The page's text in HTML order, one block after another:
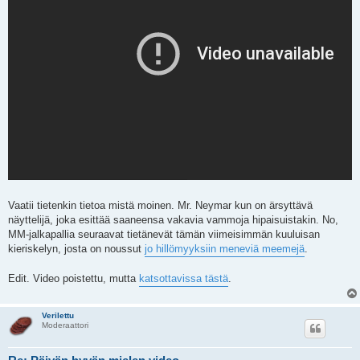
Vaatii tietenkin tietoa mistä moinen. Mr. Neymar kun on ärsyttävä
näyttelijä, joka esittää saaneensa vakavia vammoja hipaisuistakin. No,
MM-jalkapallia seuraavat tietänevät tämän viimeisimmän kuuluisan
kieriskelyn, josta on noussut jo hillömyyksiin meneviä meemejä.
Edit. Video poistettu, mutta katsottavissa tästä.
Verilettu
Moderaattori